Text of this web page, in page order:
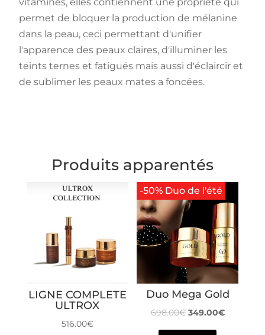
permet de bloquer la production de mélanine
dans la peau, ceci permettant d'unifier
l'apparence des peaux claires, d'illuminer les
teints ternes et fatigués mais aussi d'éclaircir et
de sublimer les peaux mates a foncées.
Produits apparentés
LIGNE COMPLETE
ULTROX
516.00€
-50% Duo de l'été
Duo Mega Gold
698.00€ 349.00€